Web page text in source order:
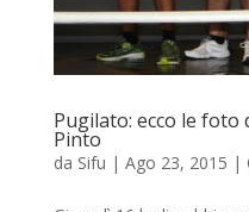
Pugilato: ecco le foto
Pinto
da Sifu | Ago 23, 2015 |